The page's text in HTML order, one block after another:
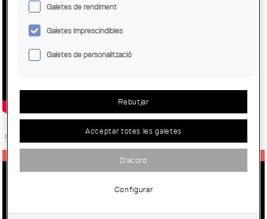
INTERVENCIÓN EN EL PATRIMONIO
Galetes de rendiment
Galetes imprescindibles
Galetes de personalització
Rebutjar
Acceptar totes les galetes
D'acord
Configurar